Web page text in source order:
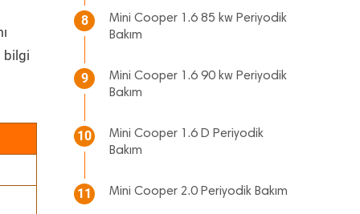
bilgi
8
Mini Cooper 1.6 85 kw Periyodik
Bakım
9
Mini Cooper 1.6 90 kw Periyodik
Bakım
10
Mini Cooper 1.6 D Periyodik
Bakım
11 Mini Cooper 2.0 Periyodik Bakım